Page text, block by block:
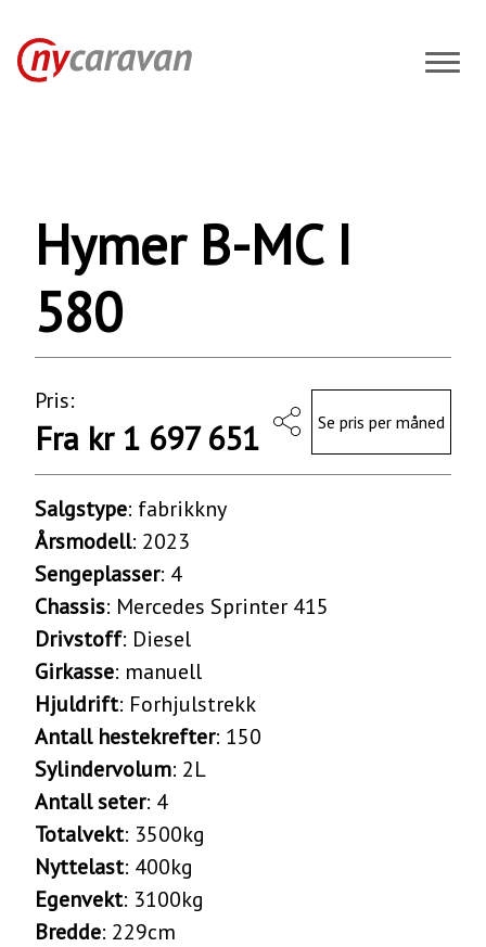
B-
2023
Bobiler
Hymer B-MC I
580
Pris:
Fra kr 1 697 651 Se pris per måned
Salgstype: fabrikkny
Årsmodell: 2023
Sengeplasser: 4
Chassis: Mercedes Sprinter 415
Drivstoff: Diesel
Girkasse: manuell
Hjuldrift: Forhjulstrekk
Antall hestekrefter: 150
Sylindervolum: 2L
Antall seter: 4
Totalvekt: 3500kg
Nyttelast: 400kg
Egenvekt: 3100kg
Bredde: 229cm